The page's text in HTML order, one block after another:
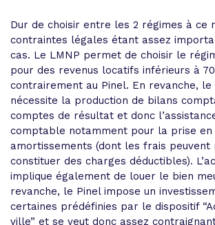
Dur de choisir entre les 2 régimes à ce
contraintes légales étant assez
cas. Le LMNP permet de choisir le
pour des revenus locatifs inférieurs à
contrairement au Pinel. En revanche, le
nécessite la production de bilans
comptes de résultat et donc
comptable notamment pour la prise en
amortissements (dont les frais peuvent
constituer des charges déductibles).
implique également de louer le bien
revanche, le Pinel impose un
certaines prédéfinies par le dispositif
ville” et se veut donc assez